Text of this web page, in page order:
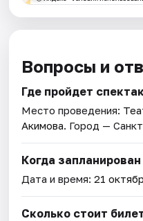
Вопросы и
Где пройдет
Место проведения:
Акимова. Город —
Когда
Дата и время:21
Сколько стоит